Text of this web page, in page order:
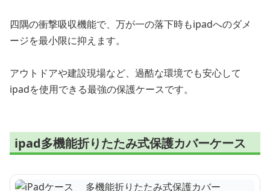
四隅の衝撃吸収機能で、万が一の落下時もipadへのダメ
ージを最小限に抑えます。
アウトドアや建設現場など、過酷な環境でも安心して
ipadを使用できる最強の保護ケースです。
ipad多機能折りたたみ式保護カバーケース